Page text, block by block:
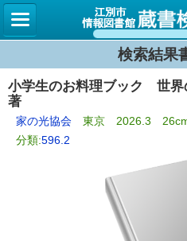
検索結果
小学生のお料理ブック 世
著
家の光協会 東京 2026.3
分類:596.2